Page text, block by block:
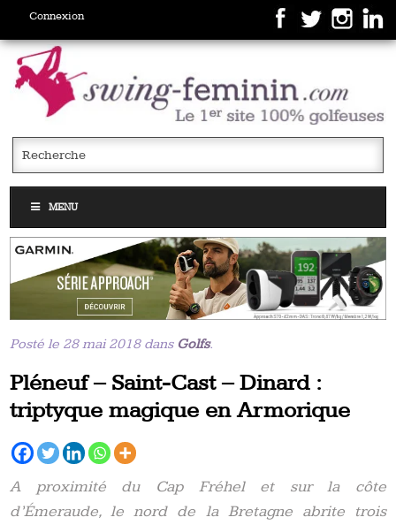
Connexion
MENU
Posté le 28 mai 2018 dans Golfs.
Pléneuf – Saint-Cast – Dinard :
triptyque magique en Armorique
A proximité du Cap Fréhel et sur la côte
d’Émeraude, le nord de la Bretagne abrite trois